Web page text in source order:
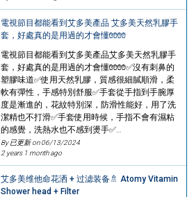
電視節目都能看到艾多美產品 艾多美天然乳膠手
套，好處真的是用過的才會懂🧤🧤
電視節目都能看到艾多美產品艾多美天然乳膠手
套，好處真的是用過的才會懂🧤🧤✅沒有刺鼻的
塑膠味道✅使用天然乳膠，質感很細膩順滑，柔
軟有彈性，手感特別舒服✅手套從手指到手腕厚
度是漸進的，花紋特別深，防滑性能好，用了洗
潔精也不打滑✅手套使用時候，手指不會有濕粘
的感覺，洗熱水也不感到燙手✅…
By 已更新 on06/13/2024
2 years 1 month ago
艾多美维他命花洒 + 过滤装备🚿 Atomy Vitamin
Shower head + Filter